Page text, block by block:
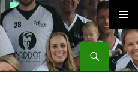
MENU